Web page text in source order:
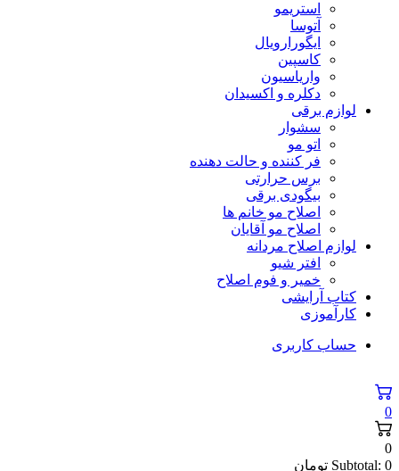
استریمو
آتوسا
ایگورارویال
کاسپین
واریاسیون
دکلره و اکسیدان
لوازم برقی
سشوار
اتو مو
فر کننده و حالت دهنده
برس حرارتی
بیگودی برقی
اصلاح مو خانم ها
اصلاح مو آقایان
لوازم اصلاح مردانه
افتر شیو
خمیر و فوم اصلاح
کتاب آرایشی
کارآموزی
حساب کاربری
0
0
Subtotal: 0
تومان